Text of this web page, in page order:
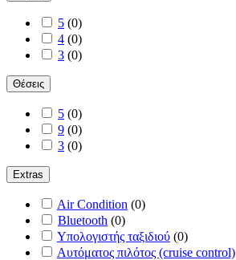
5 (0)
4 (0)
3 (0)
Θέσεις
5 (0)
9 (0)
3 (0)
Extras
Air Condition (0)
Bluetooth (0)
Yπολογιστής ταξιδιού (0)
Αυτόματος πιλότος (cruise control)